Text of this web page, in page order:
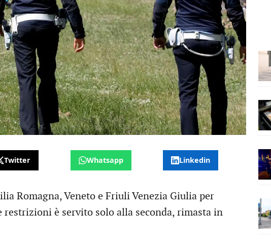
Twitter Whatsapp Linkedin
Romagna, Veneto e Friuli Venezia Giulia per
restrizioni è servito solo alla seconda, rimasta in